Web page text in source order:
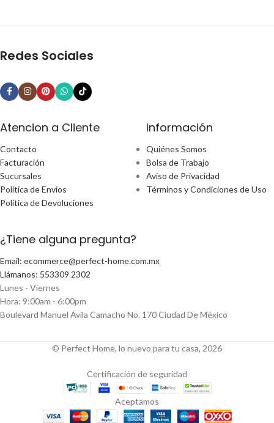
Redes Sociales
Atencion a Cliente
Contacto
Facturación
Sucursales
Política de Envíos
Política de Devoluciones
Información
Quiénes Somos
Bolsa de Trabajo
Aviso de Privacidad
Términos y Condiciones de Uso
¿Tiene alguna pregunta?
Email: ecommerce@perfect-home.com.mx
Llámanos: 553309 2302
Lunes - Viernes
Hora: 9:00am - 6:00pm
Boulevard Manuel Ávila Camacho No. 170 Ciudad De México
© Perfect Home, lo nuevo para tu casa, 2026
Certificación de seguridad
Aceptamos